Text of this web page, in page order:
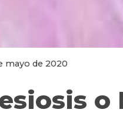
mayo de 2020